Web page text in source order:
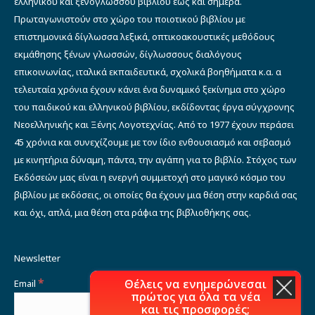
Πρωταγωνιστούν στο χώρο του ποιοτικού βιβλίου με
επιστημονικά δίγλωσσα λεξικά, οπτικοακουστικές μεθόδους
εκμάθησης ξένων γλωσσών, δίγλωσσους διαλόγους
επικοινωνίας, ιταλικά εκπαιδευτικά, σχολικά βοηθήματα κ.α. α
τελευταία χρόνια έχουν κάνει ένα δυναμικό ξεκίνημα στο χώρο
του παιδικού και ελληνικού βιβλίου, εκδίδοντας έργα σύγχρονης
Νεοελληνικής και Ξένης Λογοτεχνίας. Από το 1977 έχουν περάσει
45 χρόνια και συνεχίζουμε με τον ίδιο ενθουσιασμό και σεβασμό
με κινητήρια δύναμη, πάντα, την αγάπη για το βιβλίο. Στόχος των
Εκδόσεών μας είναι η ενεργή συμμετοχή στο μαγικό κόσμο του
βιβλίου με εκδόσεις, οι οποίες θα έχουν μια θέση στην καρδιά σας
και όχι, απλά, μια θέση στα ράφια της βιβλιοθήκης σας.
Newsletter
Email *
Θέλεις να ενημερώνεσαι
πρώτος για όλα τα νέα
και τις προσφορές;